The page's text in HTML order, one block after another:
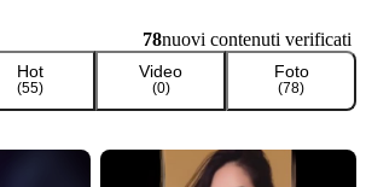
sono noiosi ed io vengo in Italia per
voi … Non ho alcuna inibizione e sono
i vostri desideri.
appena possibilie :)
78nuovi contenuti verificati
Hot
(55)
Video
(0)
Foto
(78)